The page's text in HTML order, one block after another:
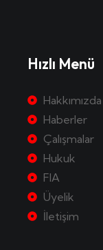
Hızlı Menü
Hakkımızda
Haberler
Çalışmalar
Hukuk
FIA
Üyelik
İletişim